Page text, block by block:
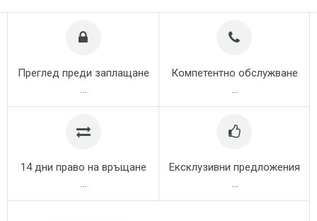
Преглед преди заплащане Компетентно обслужване
14 дни право на връщане Ексклузивни предложения